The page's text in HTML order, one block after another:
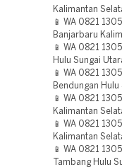
Kalimantan
📱 WA 0821
Banjarbaru
📱 WA 0821
Hulu Sungai
📱 WA 0821
Bendungan
📱 WA 0821
Kalimantan
📱 WA 0821
Kalimantan
📱 WA 0821
Tambang Hulu